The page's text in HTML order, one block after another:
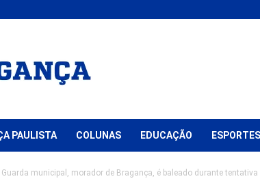
PAULISTA COLUNAS EDUCAÇÃO ESPORTES
Guarda municipal, morador de Bragança, é baleado durante tentativa